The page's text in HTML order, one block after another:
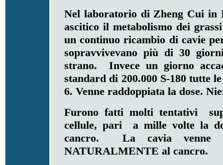
Nel laboratorio di Zheng Cui in
ascitico il metabolismo dei
un continuo ricambio di cavie
sopravvivevano più di 30
strano. Invece un giorno
standard di 200.000 S-180 tutte
6. Venne raddoppiata la dose.
Furono fatti molti tentativi
cellule, pari a mille volte la
cancro. La cavia venne
NATURALMENTE al cancro.